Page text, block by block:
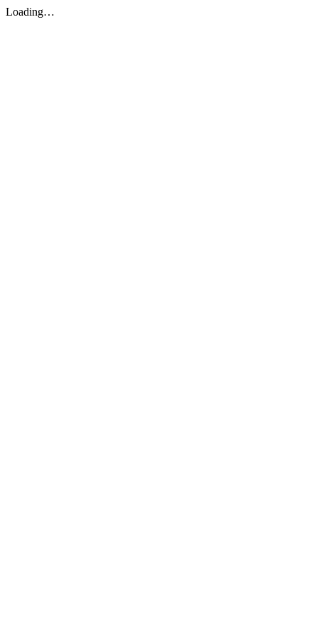
Loading…